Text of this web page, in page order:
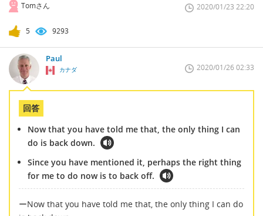
Tomさん 2020/01/23 22:20
5 9293
Paul
カナダ 2020/01/26 02:33
回答
Now that you have told me that, the only thing I can
do is back down.
Since you have mentioned it, perhaps the right thing
for me to do now is to back off.
ーNow that you have told me that, the only thing I can do